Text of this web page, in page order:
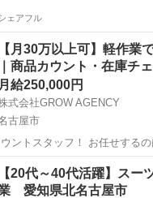
ェアフル
【月30万以上可】軽作業
｜商品カウント・在庫チ
月給250,000円
式会社GROW AGENCY
古屋市
任せするのは、スーパーやドラ
ドを“ピッ” これだけ。 【具体的には】 ・
端末で読み取り ・商品の数
倉庫 100円ショップ
【20代～40代活躍】スー
愛知県北名古屋市